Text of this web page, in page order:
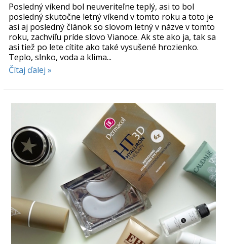
Posledný víkend bol neuveriteľne teplý, asi to bol
posledný skutočne letný víkend v tomto roku a toto je
asi aj posledný článok so slovom letný v názve v tomto
roku, zachvíľu príde slovo Vianoce. Ak ste ako ja, tak sa
asi tiež po lete cítite ako také vysušené hrozienko.
Teplo, slnko, voda a klima...
Čítaj ďalej »